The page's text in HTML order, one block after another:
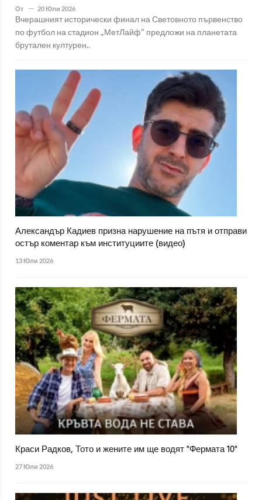
От 20 Юли 2026
Вчерашният исторически финал на Световното първенство
по футбол на стадион „МетЛайф“ предложи на планетата
брутален културен..
Александър Кадиев призна нарушение на пътя и отправи
остър коментар към институциите (видео)
13 Юли 2026
Краси Радков, Тото и жените им ще водят "Фермата 10"
27 Юли 2026